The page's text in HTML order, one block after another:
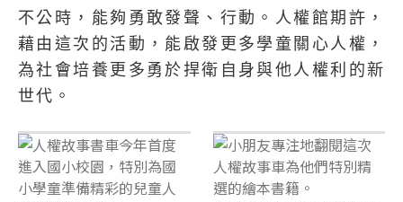
不公時，能夠勇敢發聲、行動。人權館期許，
藉由這次的活動，能啟發更多學童關心人權，
為社會培養更多勇於捍衛自身與他人權利的新
世代。